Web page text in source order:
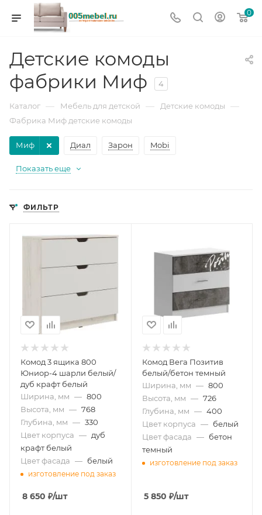
0
Детские комоды
фабрики Миф
4
Каталог — Мебель для детской — Детские комоды —
Фабрика Миф детские комоды
Диал Зарон Mobi
Миф
Показать еще
ФИЛЬТР
Комод 3 ящика 800
Юниор-4 шарли белый/
дуб крафт белый
Ширина, мм — 800
Высота, мм — 768
Глубина, мм — 330
Цвет корпуса — дуб
крафт белый
Цвет фасада — белый
изготовление под заказ
8 650 ₽/шт
Комод Вега Позитив
белый/бетон темный
Ширина, мм — 800
Высота, мм — 726
Глубина, мм — 400
Цвет корпуса — белый
Цвет фасада — бетон
темный
изготовление под заказ
5 850 ₽/шт